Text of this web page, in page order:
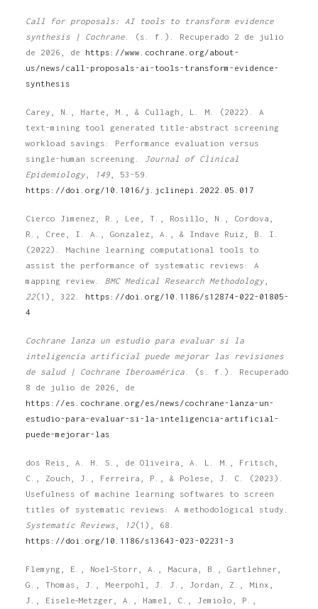
Call for proposals: AI tools to transform evidence
synthesis | Cochrane . (s. f.). Recuperado 2 de julio
de 2026, de https://www.cochrane.org/about-
us/news/call-proposals-ai-tools-transform-evidence-
synthesis
Carey, N., Harte, M., & Cullagh, L. M. (2022). A
text-mining tool generated title-abstract screening
workload savings: Performance evaluation versus
single-human screening. Journal of Clinical
Epidemiology
149 , 53-59.
https://doi.org/10.1016/j.jclinepi.2022.05.017
Cierco Jimenez, R., Lee, T., Rosillo, N., Cordova,
R., Cree, I. A., Gonzalez, A., & Indave Ruiz, B. I.
(2022). Machine learning computational tools to
assist the performance of systematic reviews: A
mapping review. BMC Medical Research Methodology
22(1), 322. https://doi.org/10.1186/s12874-022-01805-
4
Cochrane lanza un estudio para evaluar si la
inteligencia artificial puede mejorar las revisiones
de salud | Cochrane Iberoamérica . (s. f.). Recuperado
8 de julio de 2026, de
https://es.cochrane.org/es/news/cochrane-lanza-un-
estudio-para-evaluar-si-la-inteligencia-artificial-
puede-mejorar-las
dos Reis, A. H. S., de Oliveira, A. L. M., Fritsch,
C., Zouch, J., Ferreira, P., & Polese, J. C. (2023).
Usefulness of machine learning softwares to screen
titles of systematic reviews: A methodological study.
Systematic Reviews
12(1), 68.
https://doi.org/10.1186/s13643-023-02231-3
Flemyng, E., Noel‐Storr, A., Macura, B., Gartlehner,
G., Thomas, J., Meerpohl, J. J., Jordan, Z., Minx,
J., Eisele‐Metzger, A., Hamel, C., Jemioło, P.,